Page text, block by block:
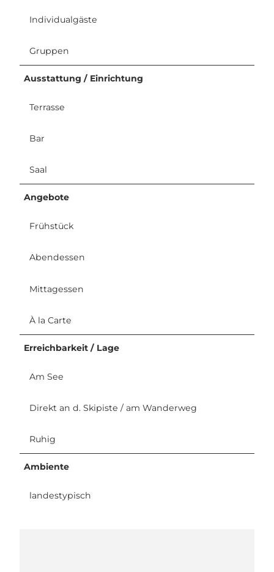
Individualgäste
Gruppen
Ausstattung / Einrichtung
Terrasse
Bar
Saal
Angebote
Frühstück
Abendessen
Mittagessen
À la Carte
Erreichbarkeit / Lage
Am See
Direkt an d. Skipiste / am Wanderweg
Ruhig
Ambiente
landestypisch